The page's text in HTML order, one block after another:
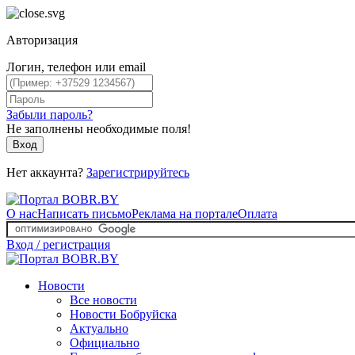
Авторизация
Логин, телефон или email
Забыли пароль?
Не заполнены необходимые поля!
Вход
Нет аккаунта? Зарегистрируйтесь
О насНаписать письмоРеклама на порталеОплата
Вход / регистрация
Новости
Все новости
Новости Бобруйска
Актуально
Официально